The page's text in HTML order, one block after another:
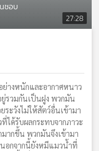
27:28
ชอบ
างหนักและอากาศหนาว
รวมกันเป็นฝูง พวกมัน
ะวังไม่ให้สัตว์อื่นเข้ามา
ด้รับผลกระทบจากภาวะ
ากขึ้น พวกมันจึงเข้ามา
อกจากนี้ยังหมีแมวน้ำที่